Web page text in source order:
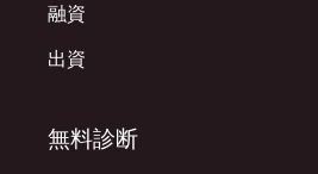
融資
出資
無料診断